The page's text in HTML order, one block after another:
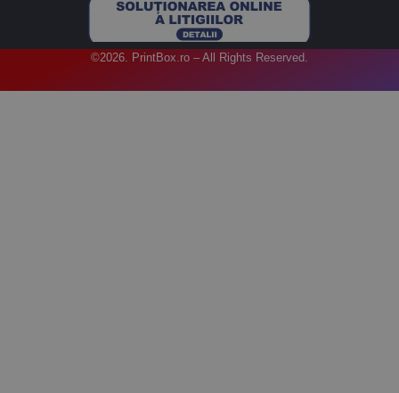
©2026. PrintBox.ro – All Rights Reserved.